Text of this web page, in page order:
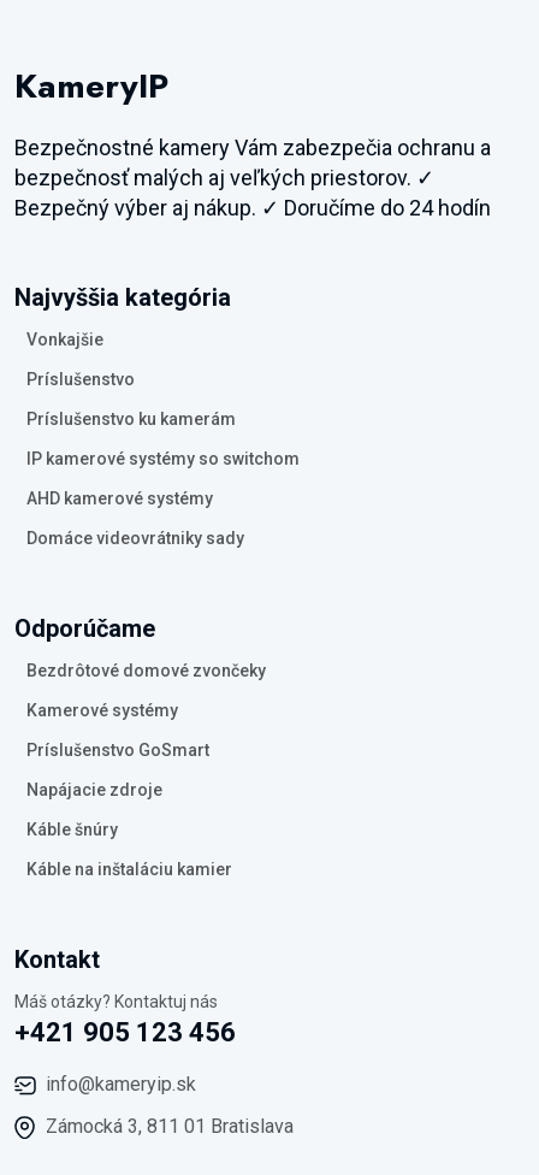
KameryIP
Bezpečnostné kamery Vám zabezpečia ochranu a
bezpečnosť malých aj veľkých priestorov. ✓
Bezpečný výber aj nákup. ✓ Doručíme do 24 hodín
Najvyššia kategória
Vonkajšie
Príslušenstvo
Príslušenstvo ku kamerám
IP kamerové systémy so switchom
AHD kamerové systémy
Domáce videovrátniky sady
Odporúčame
Bezdrôtové domové zvončeky
Kamerové systémy
Príslušenstvo GoSmart
Napájacie zdroje
Káble šnúry
Káble na inštaláciu kamier
Kontakt
Máš otázky? Kontaktuj nás
+421 905 123 456
info@kameryip.sk
Zámocká 3, 811 01 Bratislava